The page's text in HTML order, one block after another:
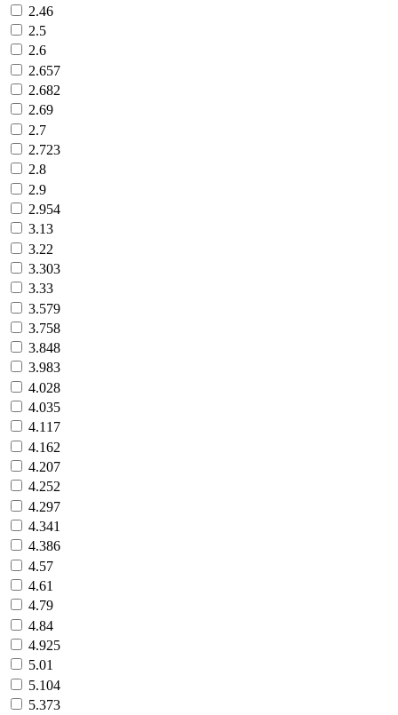
2.46
2.5
2.6
2.657
2.682
2.69
2.7
2.723
2.8
2.9
2.954
3.13
3.22
3.303
3.33
3.579
3.758
3.848
3.983
4.028
4.035
4.117
4.162
4.207
4.252
4.297
4.341
4.386
4.57
4.61
4.79
4.84
4.925
5.01
5.104
5.373